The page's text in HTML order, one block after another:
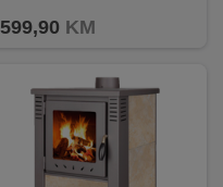
599,90 KM